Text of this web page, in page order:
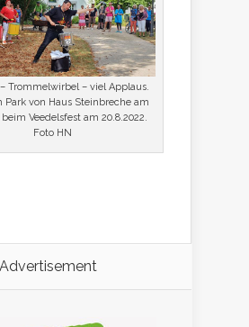
Trommelwirbel – viel Applaus.
Park von Haus Steinbreche am
Veedelsfest am 20.8.2022.
Foto HN
Advertisement